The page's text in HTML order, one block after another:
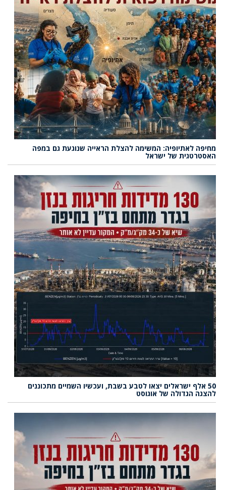
מחיפה לאתיופיה: המשימה להצלת הראייה שנוגעת גם במפה
האסטרטגית של ישראל
50 אלף ישראלים יצאו לטבע בשבת, ועכשיו השמיים מתכוננים
להצגה הגדולה של אוגוסט